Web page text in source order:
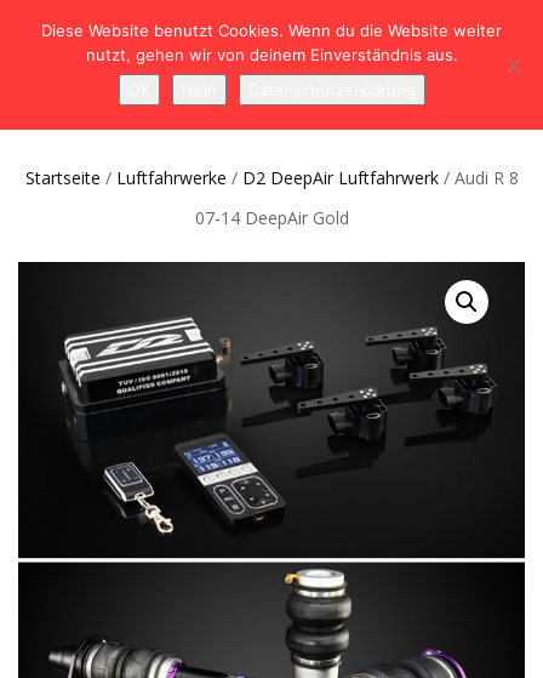
NAVIGATION
0
Startseite / Luftfahrwerke / D2 DeepAir Luftfahrwerk/ Audi R 8
07-14 DeepAir Gold
Diese Website benutzt Cookies. Wenn du die Website weiter
nutzt, gehen wir von deinem Einverständnis aus.